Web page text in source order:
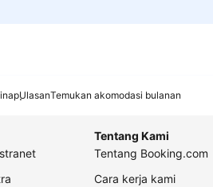
UlasanTemukan akomodasi bulanan
Tentang Kami
Tentang Booking.com
Cara kerja kami